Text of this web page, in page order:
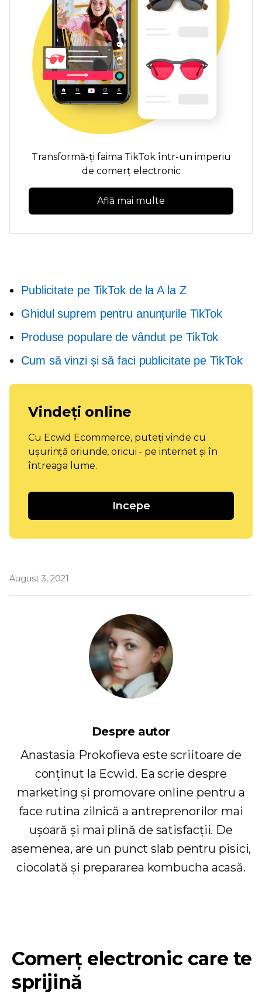
Transformă-ți faima TikTok într-un imperiu
de comerț electronic
Află mai multe
Publicitate pe TikTok de la A la Z
Ghidul suprem pentru anunțurile TikTok
Produse populare de vândut pe TikTok
Cum să vinzi și să faci publicitate pe TikTok
Vindeți online
Cu Ecwid Ecommerce, puteți vinde cu
ușurință oriunde, oricui - pe internet și în
întreaga lume.
Incepe
August 3, 2021
Despre autor
Anastasia Prokofieva este scriitoare de
conținut la Ecwid. Ea scrie despre
marketing și promovare online pentru a
face rutina zilnică a antreprenorilor mai
ușoară și mai plină de satisfacții. De
asemenea, are un punct slab pentru pisici,
ciocolată și prepararea kombucha acasă.
Comerț electronic care te
sprijină